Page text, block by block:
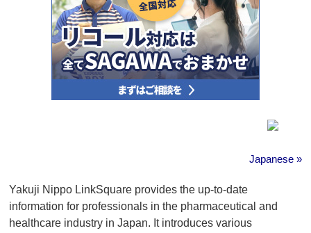
Japanese »
Yakuji Nippo LinkSquare provides the up-to-date
information for professionals in the pharmaceutical and
healthcare industry in Japan. It introduces various